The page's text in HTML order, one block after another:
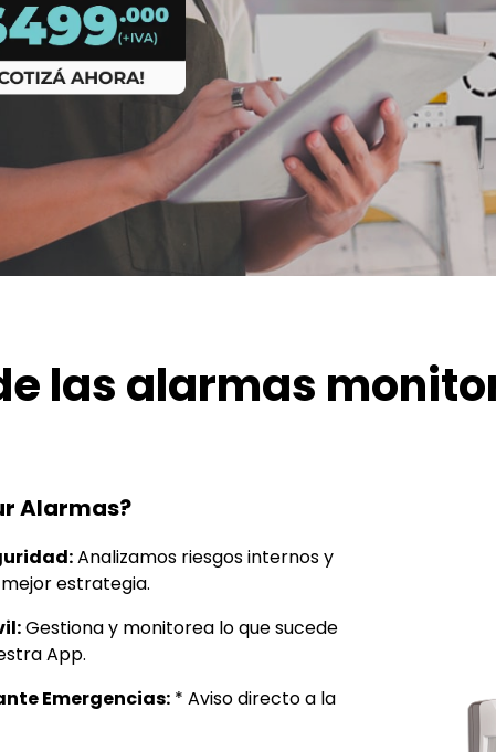
las alarmas
Alarmas?
Analizamos riesgos internos y
estrategia.
Gestiona y monitorea lo que sucede
App.
Emergencias: * Aviso directo a la